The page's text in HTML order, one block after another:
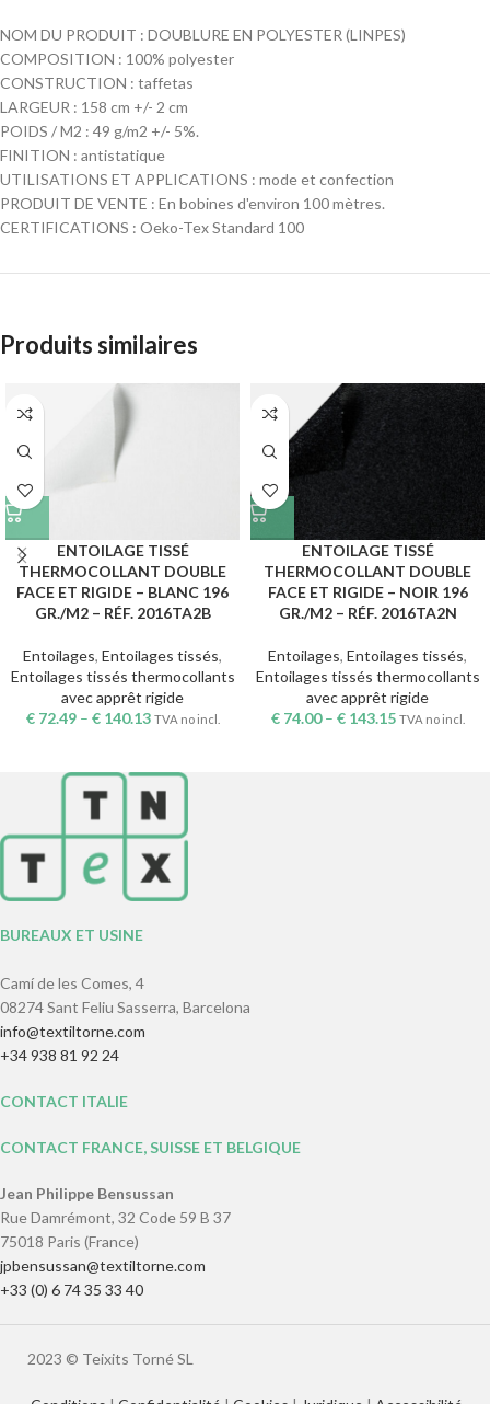
NOM DU PRODUIT : DOUBLURE EN POLYESTER (LINPES)
COMPOSITION : 100% polyester
CONSTRUCTION : taffetas
LARGEUR : 158 cm +/- 2 cm
POIDS / M2 : 49 g/m2 +/- 5%.
FINITION : antistatique
UTILISATIONS ET APPLICATIONS : mode et confection
PRODUIT DE VENTE : En bobines d'environ 100 mètres.
CERTIFICATIONS : Oeko-Tex Standard 100
Produits similaires
ENTOILAGE TISSÉ
THERMOCOLLANT DOUBLE
FACE ET RIGIDE – BLANC 196
GR./M2 – RÉF. 2016TA2B
Entoilages, Entoilages tissés,
Entoilages tissés thermocollants
avec apprêt rigide
€72.49– €140.13 TVA no incl.
ENTOILAGE TISSÉ
THERMOCOLLANT DOUBLE
FACE ET RIGIDE – NOIR 196
GR./M2 – RÉF. 2016TA2N
Entoilages, Entoilages tissés,
Entoilages tissés thermocollants
avec apprêt rigide
€74.00– €143.15 TVA no incl.
BUREAUX ET USINE
Camí de les Comes, 4
08274 Sant Feliu Sasserra, Barcelona
info@textiltorne.com
+34 938 81 92 24
CONTACT ITALIE
CONTACT FRANCE, SUISSE ET BELGIQUE
Jean Philippe Bensussan
Rue Damrémont, 32 Code 59 B 37
75018 Paris (France)
jpbensussan@textiltorne.com
+33 (0) 6 74 35 33 40
2023 © Teixits Torné SL